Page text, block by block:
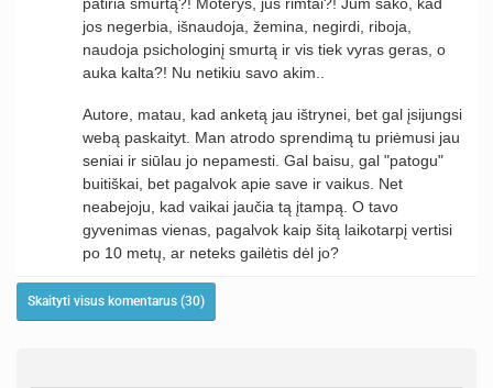
jos negerbia, išnaudoja, žemina, negirdi, riboja,
naudoja psichologinį smurtą ir vis tiek vyras geras, o
auka kalta?! Nu netikiu savo akim..
Autore, matau, kad anketą jau ištrynei, bet gal įsijungsi
webą paskaityt. Man atrodo sprendimą tu priėmusi jau
seniai ir siūlau jo nepamesti. Gal baisu, gal "patogu"
buitiškai, bet pagalvok apie save ir vaikus. Net
neabejoju, kad vaikai jaučia tą įtampą. O tavo
gyvenimas vienas, pagalvok kaip šitą laikotarpį vertisi
po 10 metų, ar neteks gailėtis dėl jo?
Skaityti visus komentarus (30)